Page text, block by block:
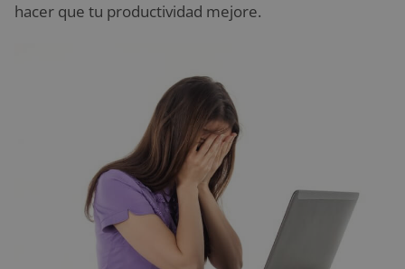
hacer que tu productividad mejore.